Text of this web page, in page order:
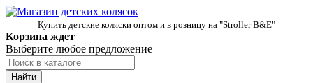
Купить детские коляски оптом и в розницу на "Stroller B&E"
Корзина ждет
Выберите любое предложение
Найти